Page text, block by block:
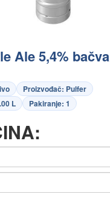
Ale 5,4% bačva
Proizvođač: Pulfer
L
Pakiranje: 1